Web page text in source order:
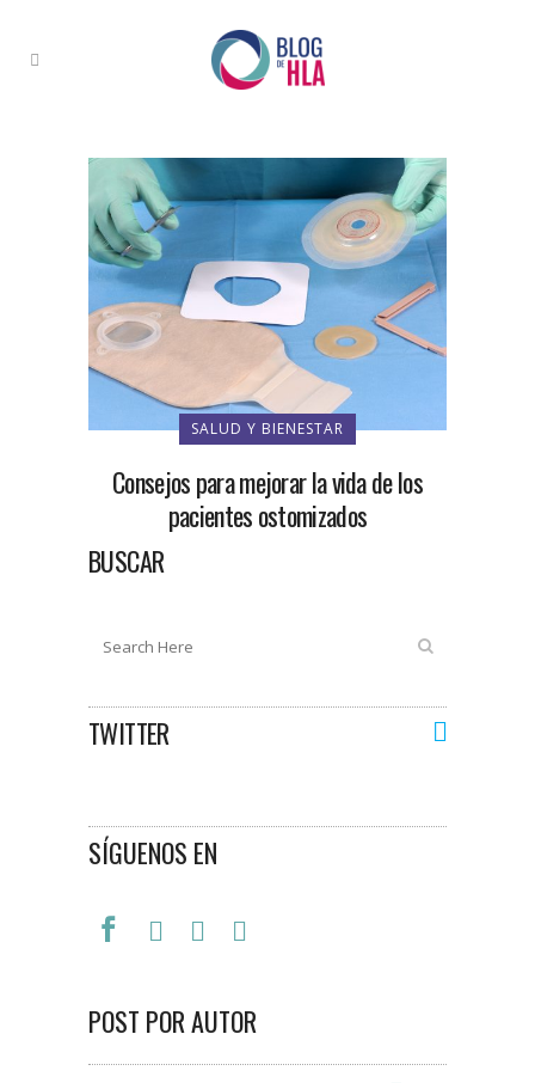
SALUD Y BIENESTAR
Consejos para mejorar la vida de los
pacientes ostomizados
BUSCAR
TWITTER
SÍGUENOS EN
POST POR AUTOR